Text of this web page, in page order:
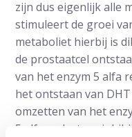
zijn dus eigenlijk alle
stimuleert de groei
metaboliet hierbij is
de prostaatcel
van het enzym 5 alfa
het ontstaan van
omzetten van het
5 alfa-reductase